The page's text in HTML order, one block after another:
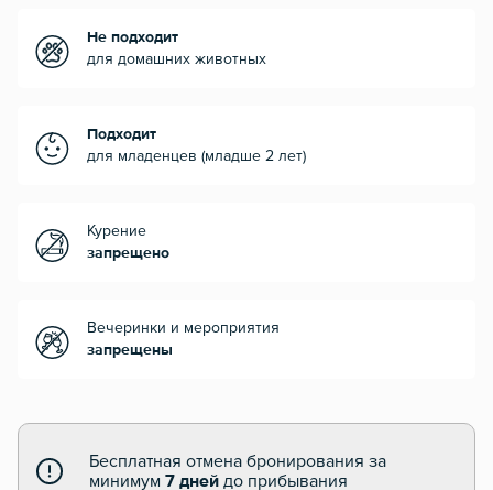
Не подходит
для домашних животных
Подходит
для младенцев (младше 2 лет)
Курение
запрещено
Вечеринки и мероприятия
запрещены
Бесплатная отмена бронирования за
минимум 7 дней до прибывания